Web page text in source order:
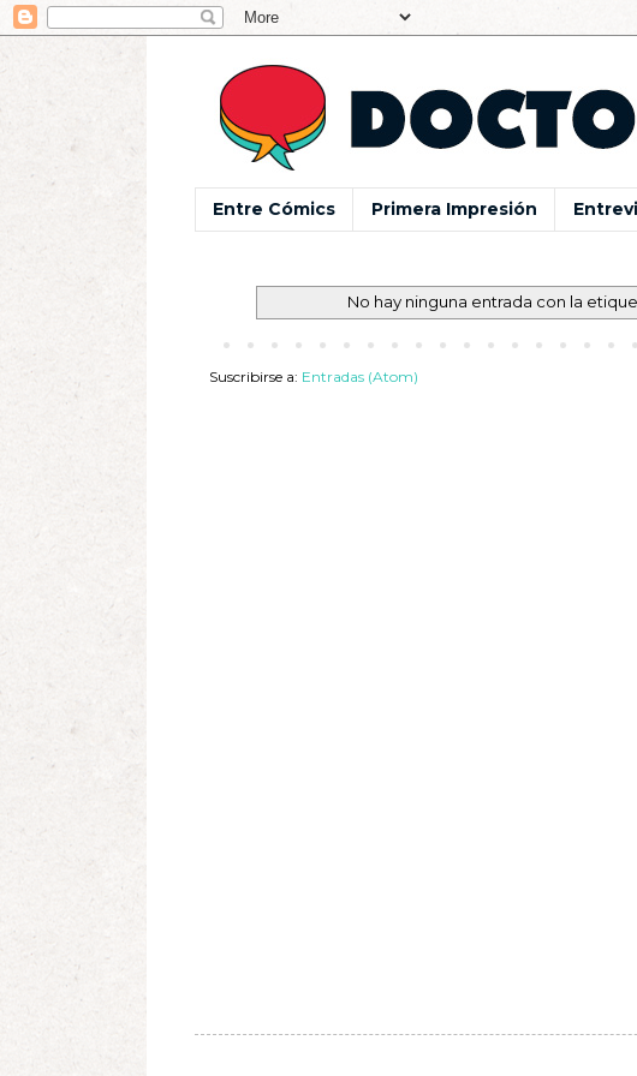
Entre Cómics Primera Impresión
No hay ninguna entrada con la
Suscribirse a: Entradas (Atom)